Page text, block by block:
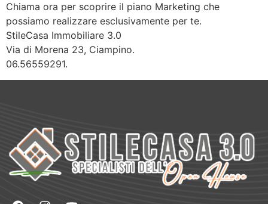
Chiama ora per scoprire il piano Marketing che
possiamo realizzare esclusivamente per te.
StileCasa Immobiliare 3.0
Via di Morena 23, Ciampino.
06.56559291.